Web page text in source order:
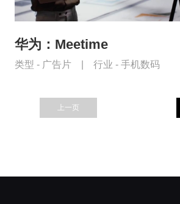
华为：Meetime
类型 - 广告片 行业 - 手机数码
上一页